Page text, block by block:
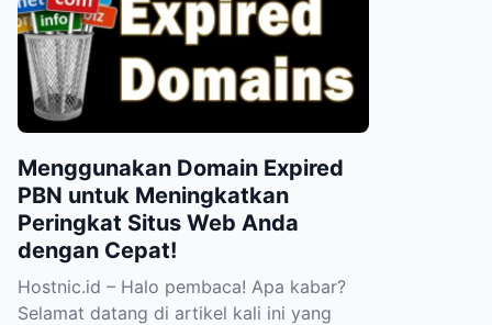
Menggunakan Domain Expired
PBN untuk Meningkatkan
Peringkat Situs Web Anda
dengan Cepat!
Hostnic.id – Halo pembaca! Apa kabar?
Selamat datang di artikel kali ini yang